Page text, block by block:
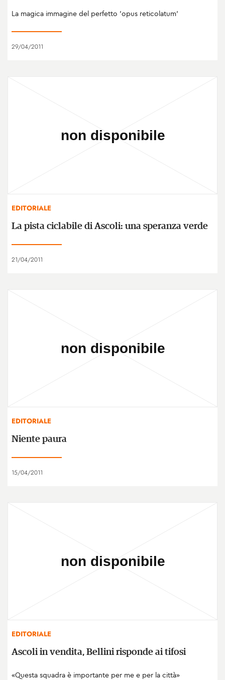
La magica immagine del perfetto 'opus reticolatum'
29/04/2011
EDITORIALE
La pista ciclabile di Ascoli: una speranza verde
21/04/2011
EDITORIALE
Niente paura
15/04/2011
EDITORIALE
Ascoli in vendita, Bellini risponde ai tifosi
«Questa squadra è importante per me e per la città»